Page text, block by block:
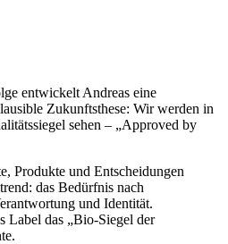
Zukunftsthese: Wir werden in
sehen – „Approved by
Produkte und Entscheidungen
das Bedürfnis nach
und Identität.
Label das „Bio-Siegel der